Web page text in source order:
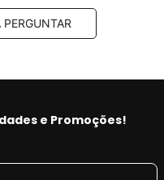
e Promoções!